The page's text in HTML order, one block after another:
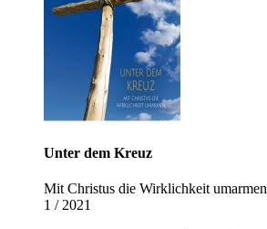
Unter dem Kreuz
Mit Christus die Wirklichkeit umarmen
1 / 2021